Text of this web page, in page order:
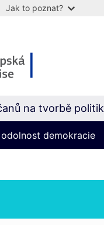
Jak to poznat?
na tvorbě
demokracie